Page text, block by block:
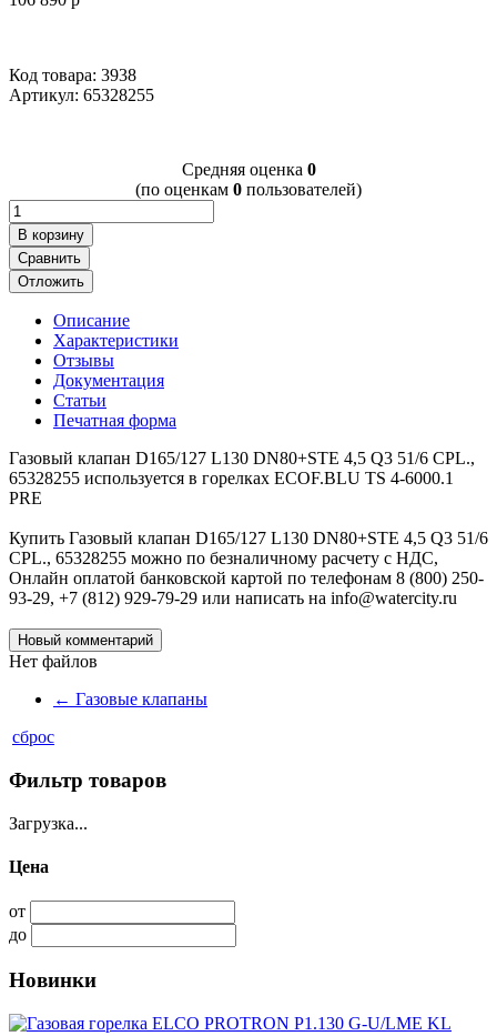
Код товара: 3938
Артикул: 65328255
Cредняя оценка 0
(по оценкам 0 пользователей)
В корзину
Сравнить
Отложить
Описание
Характеристики
Отзывы
Документация
Статьи
Печатная форма
Газовый клапан D165/127 L130 DN80+STE 4,5 Q3 51/6 CPL.,
65328255 используется в горелках ECOF.BLU TS 4-6000.1
PRE
Купить Газовый клапан D165/127 L130 DN80+STE 4,5 Q3 51/6
CPL., 65328255 можно по безналичному расчету с НДС,
Онлайн оплатой банковской картой по телефонам 8 (800) 250-
93-29, +7 (812) 929-79-29 или написать на info@watercity.ru
Новый комментарий
Нет файлов
← Газовые клапаны
сброс
Фильтр товаров
Загрузка...
Цена
от
до
Новинки